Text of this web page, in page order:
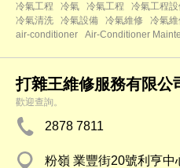
冷氣工程 冷氣 冷氣工程 冷氣工程
冷氣清洗
冷氣設備 冷氣維修 冷氣
air-conditioner
Air-Conditioner
打雜王維修服務有限公
歡迎查詢。
2878 7811
粉嶺 業豐街20號利亨中